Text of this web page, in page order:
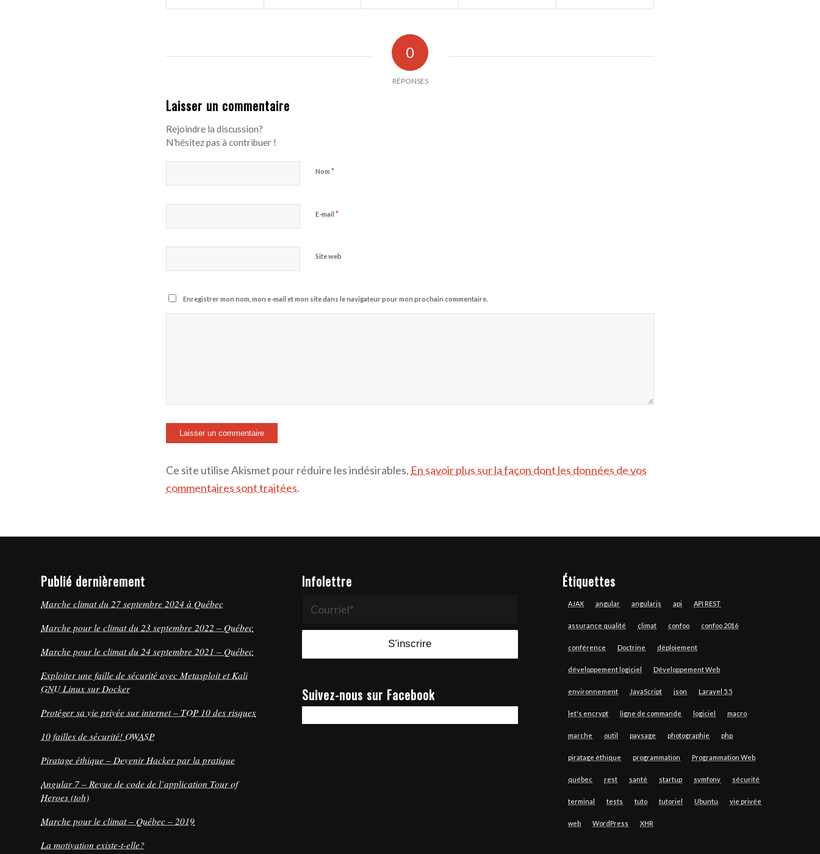
0
RÉPONSES
Laisser un commentaire
Rejoindre la discussion?
N’hésitez pas à contribuer !
Nom *
E-mail *
Site web
Enregistrer mon nom, mon e-mail et mon site dans le navigateur pour mon prochain commentaire.
Ce site utilise Akismet pour réduire les indésirables. En savoir plus sur la façon dont les données de vos
commentaires sont traitées.
Publié dernièrement
Marche climat du 27 septembre 2024 à Québec
Marche pour le climat du 23 septembre 2022 – Québec
Marche pour le climat du 24 septembre 2021 – Québec
Exploiter une faille de sécurité avec Metasploit et Kali
GNU Linux sur Docker
Protéger sa vie privée sur internet – TOP 10 des risques
10 failles de sécurité! OWASP
Piratage éthique – Devenir Hacker par la pratique
Angular 7 – Revue de code de l’application Tour of
Heroes (toh)
Marche pour le climat – Québec – 2019
La motivation existe-t-elle?
Infolettre
Suivez-nous sur Facebook
Étiquettes
AJAX angular angularjs api API REST
assurance qualité climat confoo confoo 2016
conférence Doctrine déploiement
développement logiciel Développement Web
environnement JavaScript json Laravel 5.5
let's encrypt ligne de commande logiciel macro
marche outil paysage photographie php
piratage éthique programmation Programmation Web
québec rest santé startup symfony sécurité
terminal tests tuto tutoriel Ubuntu vie privée
web WordPress XHR